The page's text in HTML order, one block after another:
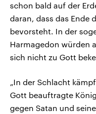
schon bald auf der
daran, dass das Ende
bevorsteht. In der
Harmagedon würden
sich nicht zu Gott
„In der Schlacht
Gott beauftragte
gegen Satan und